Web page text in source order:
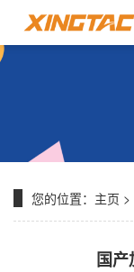
您的位置： 主页 >
国产